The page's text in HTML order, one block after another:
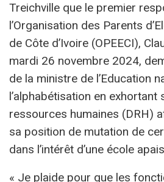
Treichville que le premier
l’Organisation des Parents
de Côte d’Ivoire (OPEECI),
mardi 26 novembre 2024,
de la ministre de l’Education
l’alphabétisation en
ressources humaines (DRH)
sa position de mutation de
dans l’intérêt d’une école
« Je plaide pour que les